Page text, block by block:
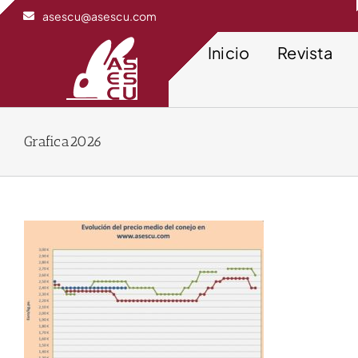
Saltar
asescu@asescu.com
Inicio Revista
Grafica2026